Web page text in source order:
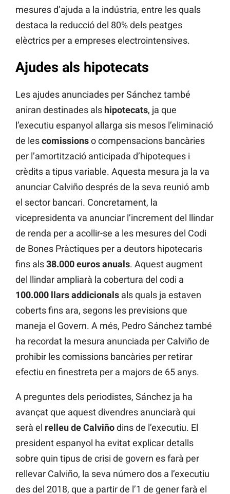
mesures d’ajuda a la indústria, entre les quals
destaca la reducció del 80% dels peatges
elèctrics per a empreses electrointensives.
Ajudes als hipotecats
Les ajudes anunciades per Sánchez també
aniran destinades als hipotecats, ja que
l’executiu espanyol allarga sis mesos l’eliminació
de lescomissionso compensacions bancàries
per l’amortització anticipada d’hipoteques i
crèdits a tipus variable. Aquesta mesura ja la va
anunciar Calviño després de la seva reunió amb
el sector bancari. Concretament, la
vicepresidenta va anunciar l’increment del llindar
de renda per a acollir-se a les mesures del Codi
de Bones Pràctiques per a deutors hipotecaris
fins als38.000 euros anuals. Aquest augment
del llindar ampliarà la cobertura del codi a
100.000 llars addicionals als quals ja estaven
coberts fins ara, segons les previsions que
maneja el Govern. A més, Pedro Sánchez també
ha recordat la mesura anunciada per Calviño de
prohibir les comissions bancàries per retirar
efectiu en finestreta per a majors de 65 anys.
A preguntes dels periodistes, Sánchez ja ha
avançat que aquest divendres anunciarà qui
serà el relleu de Calviñodins de l’executiu. El
president espanyol ha evitat explicar detalls
sobre quin tipus de crisi de govern es farà per
rellevar Calviño, la seva número dos a l’executiu
des del 2018, que a partir de l’1 de gener farà el